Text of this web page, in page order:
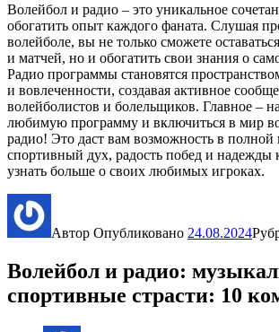
Волейбол и радио – это уникальное
обогатить опыт каждого фаната. Слушая
волейболе, вы не только сможете
и матчей, но и обогатить свои знания о
Радио программы становятся
и вовлеченности, создавая активное
волейболистов и болельщиков. Главное –
любимую программу и включиться в мир
радио! Это даст вам возможность в полной
спортивный дух, радость побед и надежды
узнать больше о своих любимых игроках.
Автор Опубликовано 24.08.2024
Волейбол и радио:
спортивные страсти: 10